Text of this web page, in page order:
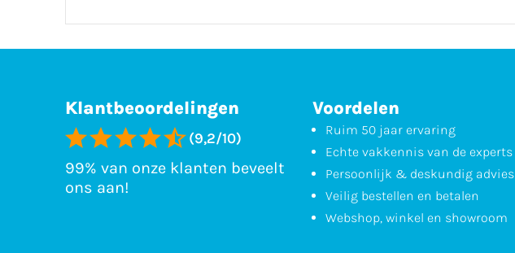
Klantbeoordelingen
(9,2/10)
99% van onze klanten beveelt
ons aan!
Voordelen
Ruim 50 jaar ervaring
Echte vakkennis van de experts
Persoonlijk & deskundig advies
Veilig bestellen en betalen
Webshop, winkel en showroom